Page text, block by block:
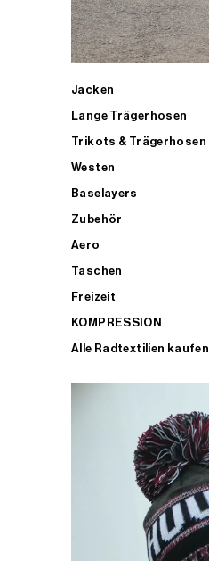
Jacken
Lange Trägerhosen
Trikots & Trägerhosen
Westen
Baselayers
Zubehör
Aero
Taschen
Freizeit
KOMPRESSION
Alle Radtextilien kaufen